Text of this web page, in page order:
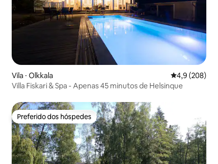
Vila ⋅ Olkkala 4,9 de uma
4,9 (208)
Villa Fiskari & Spa - Apenas 45 minutos de Helsinque
Preferido dos hóspedes
Preferido dos hóspedes